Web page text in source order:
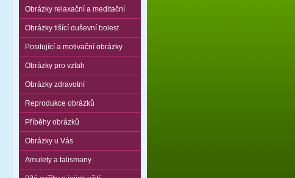
Obrázky relaxační a meditační
Obrázky tišící duševní bolest
Posilující a motivační obrázky
Obrázky pro vztah
Obrázky zdravotní
Reprodukce obrázků
Příběhy obrázků
Obrázky u Vás
Amulety a talismany